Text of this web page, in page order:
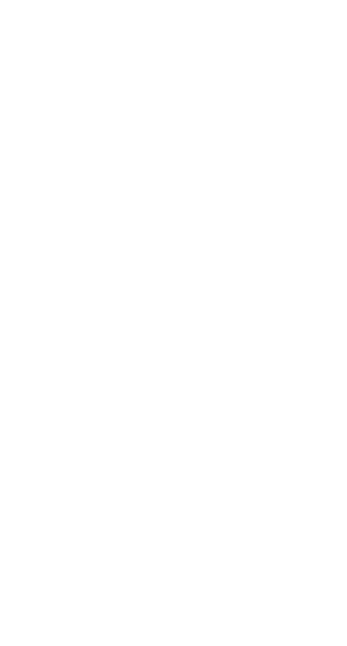
ascender o no, eso es una
subir, está claro, es el
conseguir esas dos plazas
Málaga-Almería: una fiesta
Junto a ello, el técnico
juntos están ahora peleando
equipos que subieron de 1ª